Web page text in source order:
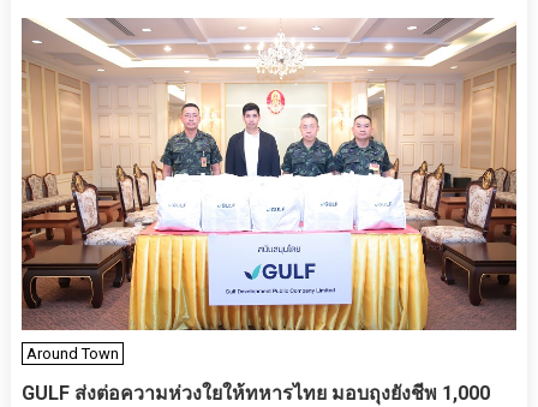
Around Town
GULF ส่งต่อความห่วงใยให้ทหารไทย มอบถุงยังชีพ 1,000